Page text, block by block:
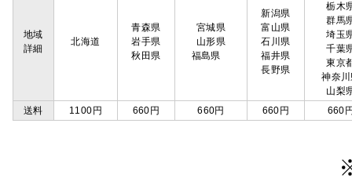
地域
詳細
北海道
青森県
岩手県
秋田県
宮城県
山形県
福島県
新潟県
富山県
石川県
福井県
長野県
栃木
群馬
埼玉
千葉
東京
神奈
山梨
送料
1100円 660円 660円 660円 660